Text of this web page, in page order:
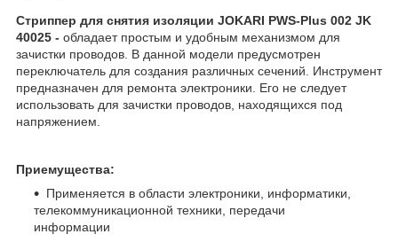
Стриппер для снятия изоляции JOKARI PWS-Plus 002 JK
40025 - обладает простым и удобным механизмом для
зачистки проводов. В данной модели предусмотрен
переключатель для создания различных сечений. Инструмент
предназначен для ремонта электроники. Его не следует
использовать для зачистки проводов, находящихся под
напряжением.
Приемущества:
Применяется в области электроники, информатики,
телекоммуникационной техники, передачи
информации